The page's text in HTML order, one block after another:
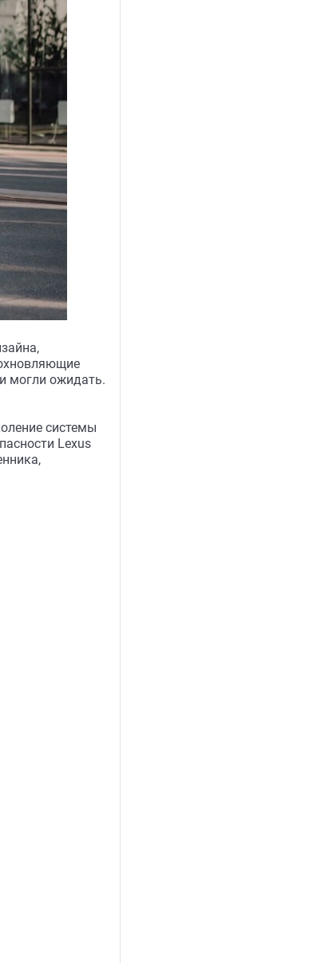
могли ожидать.
системы
Lexus